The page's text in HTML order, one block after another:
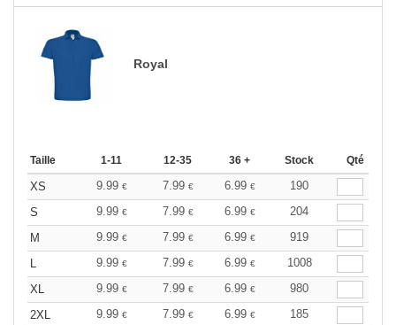
Royal
Taille 1-11 12-35 36 + Stock Qté
XS 9.99 € 7.99 € 6.99 €
190
S
9.99 € 7.99 € 6.99 €
204
M
9.99 € 7.99 € 6.99 €
919
9.99 € 7.99 € 6.99 €
1008
XL
9.99 € 7.99 € 6.99 €
980
2XL
9.99 € 7.99 € 6.99 €
185